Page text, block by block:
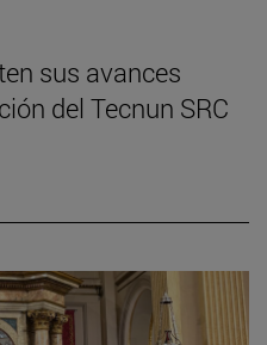
sus avances
del Tecnun SRC